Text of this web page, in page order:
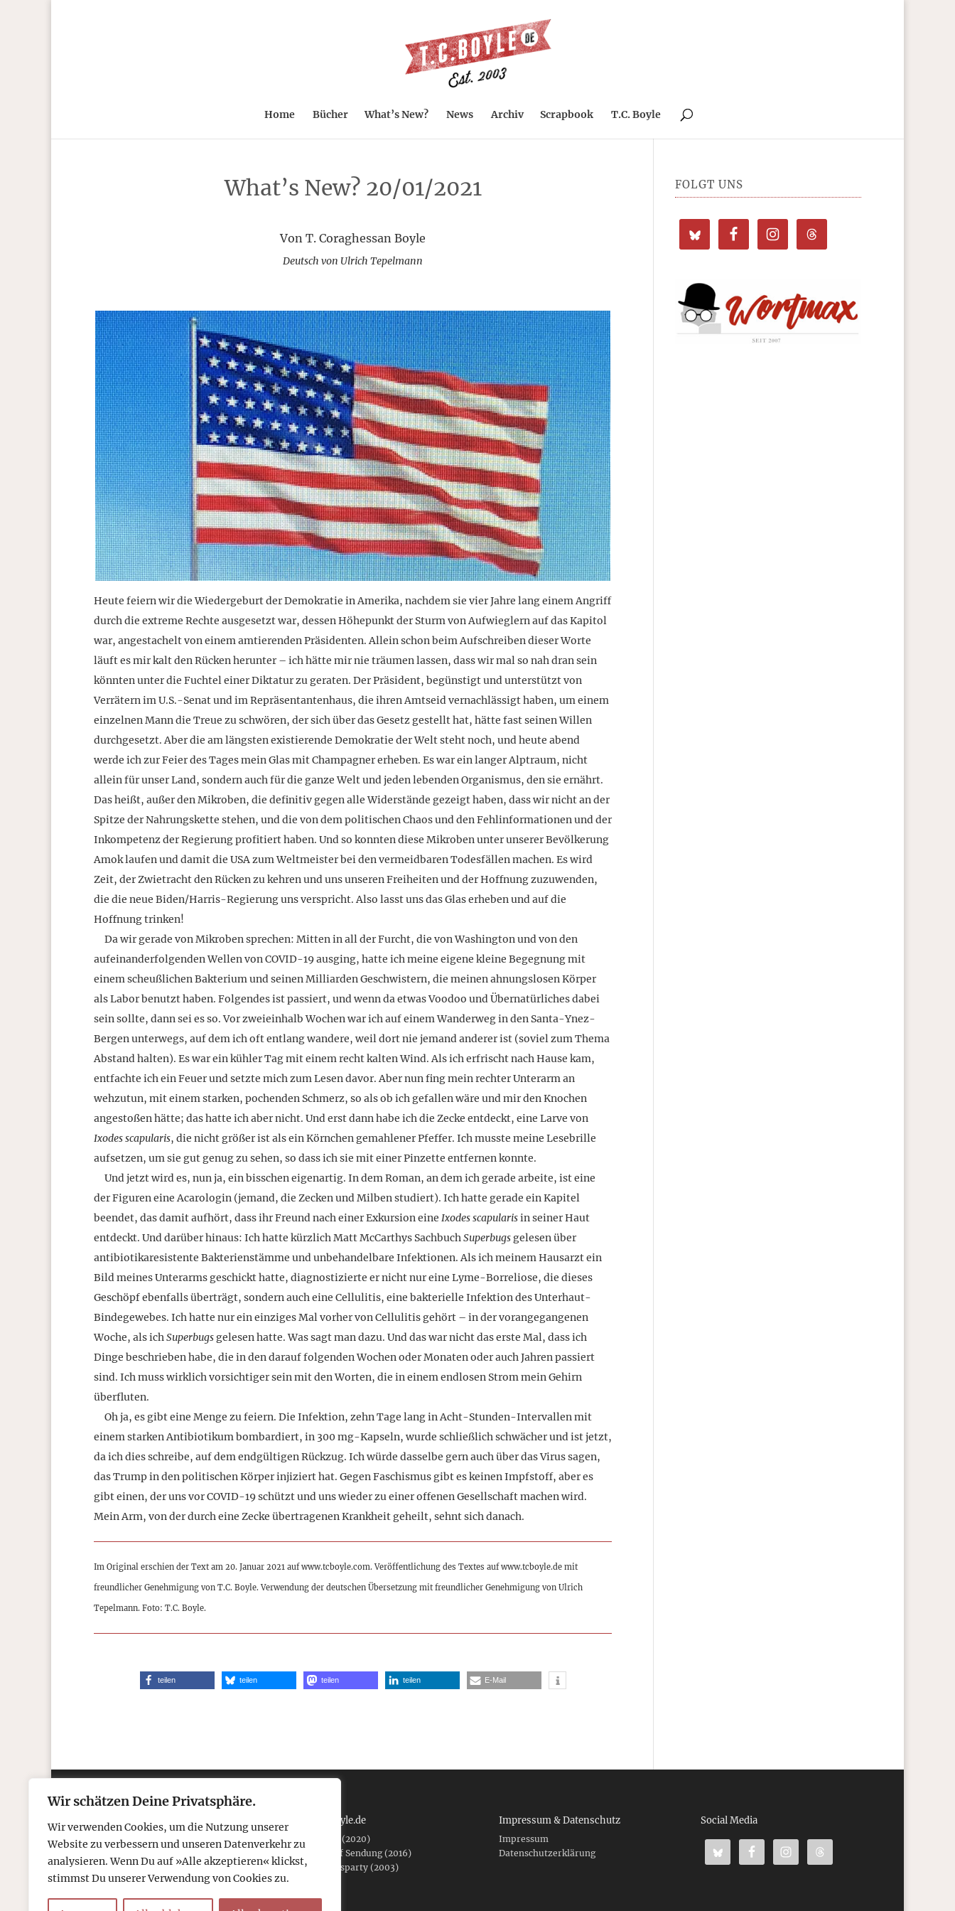
Wir schätzen Deine Privatsphäre.
Wir verwenden Cookies, um die Nutzung unserer
Website zu verbessern und unseren Datenverkehr zu
analysieren. Wenn Du auf »Alle akzeptieren« klickst,
stimmst Du unserer Verwendung von Cookies zu.
Home Bücher What’s New? News Archiv Scrapbook T.C. Boyle
What’s New? 20/01/2021
Von T. Coraghessan Boyle
Deutsch von Ulrich Tepelmann
Heute feiern wir die Wiedergeburt der Demokratie in Amerika, nachdem sie vier Jahre lang einem Angriff
durch die extreme Rechte ausgesetzt war, dessen Höhepunkt der Sturm von Aufwieglern auf das Kapitol
war, angestachelt von einem amtierenden Präsidenten. Allein schon beim Aufschreiben dieser Worte
läuft es mir kalt den Rücken herunter – ich hätte mir nie träumen lassen, dass wir mal so nah dran sein
könnten unter die Fuchtel einer Diktatur zu geraten. Der Präsident, begünstigt und unterstützt von
Verrätern im U.S.-Senat und im Repräsentantenhaus, die ihren Amtseid vernachlässigt haben, um einem
einzelnen Mann die Treue zu schwören, der sich über das Gesetz gestellt hat, hätte fast seinen Willen
durchgesetzt. Aber die am längsten existierende Demokratie der Welt steht noch, und heute abend
werde ich zur Feier des Tages mein Glas mit Champagner erheben. Es war ein langer Alptraum, nicht
allein für unser Land, sondern auch für die ganze Welt und jeden lebenden Organismus, den sie ernährt.
Das heißt, außer den Mikroben, die definitiv gegen alle Widerstände gezeigt haben, dass wir nicht an der
Spitze der Nahrungskette stehen, und die von dem politischen Chaos und den Fehlinformationen und der
Inkompetenz der Regierung profitiert haben. Und so konnten diese Mikroben unter unserer Bevölkerung
Amok laufen und damit die USA zum Weltmeister bei den vermeidbaren Todesfällen machen. Es wird
Zeit, der Zwietracht den Rücken zu kehren und uns unseren Freiheiten und der Hoffnung zuzuwenden,
die die neue Biden/Harris-Regierung uns verspricht. Also lasst uns das Glas erheben und auf die
Hoffnung trinken!
Da wir gerade von Mikroben sprechen: Mitten in all der Furcht, die von Washington und von den
aufeinanderfolgenden Wellen von COVID-19 ausging, hatte ich meine eigene kleine Begegnung mit
einem scheußlichen Bakterium und seinen Milliarden Geschwistern, die meinen ahnungslosen Körper
als Labor benutzt haben. Folgendes ist passiert, und wenn da etwas Voodoo und Übernatürliches dabei
sein sollte, dann sei es so. Vor zweieinhalb Wochen war ich auf einem Wanderweg in den Santa-Ynez-
Bergen unterwegs, auf dem ich oft entlang wandere, weil dort nie jemand anderer ist (soviel zum Thema
Abstand halten). Es war ein kühler Tag mit einem recht kalten Wind. Als ich erfrischt nach Hause kam,
entfachte ich ein Feuer und setzte mich zum Lesen davor. Aber nun fing mein rechter Unterarm an
wehzutun, mit einem starken, pochenden Schmerz, so als ob ich gefallen wäre und mir den Knochen
angestoßen hätte; das hatte ich aber nicht. Und erst dann habe ich die Zecke entdeckt, eine Larve von
Ixodes scapularis, die nicht größer ist als ein Körnchen gemahlener Pfeffer. Ich musste meine Lesebrille
aufsetzen, um sie gut genug zu sehen, so dass ich sie mit einer Pinzette entfernen konnte.
Und jetzt wird es, nun ja, ein bisschen eigenartig. In dem Roman, an dem ich gerade arbeite, ist eine
der Figuren eine Acarologin (jemand, die Zecken und Milben studiert). Ich hatte gerade ein Kapitel
beendet, das damit aufhört, dass ihr Freund nach einer Exkursion eine Ixodes scapularisin seiner Haut
entdeckt. Und darüber hinaus: Ich hatte kürzlich Matt McCarthys SachbuchSuperbugs gelesen über
antibiotikaresistente Bakterienstämme und unbehandelbare Infektionen. Als ich meinem Hausarzt ein
Bild meines Unterarms geschickt hatte, diagnostizierte er nicht nur eine Lyme-Borreliose, die dieses
Geschöpf ebenfalls überträgt, sondern auch eine Cellulitis, eine bakterielle Infektion des Unterhaut-
Bindegewebes. Ich hatte nur ein einziges Mal vorher von Cellulitis gehört – in der vorangegangenen
Woche, als ichSuperbugs gelesen hatte. Was sagt man dazu. Und das war nicht das erste Mal, dass ich
Dinge beschrieben habe, die in den darauf folgenden Wochen oder Monaten oder auch Jahren passiert
sind. Ich muss wirklich vorsichtiger sein mit den Worten, die in einem endlosen Strom mein Gehirn
überfluten.
Oh ja, es gibt eine Menge zu feiern. Die Infektion, zehn Tage lang in Acht-Stunden-Intervallen mit
einem starken Antibiotikum bombardiert, in 300 mg-Kapseln, wurde schließlich schwächer und ist jetzt,
da ich dies schreibe, auf dem endgültigen Rückzug. Ich würde dasselbe gern auch über das Virus sagen,
das Trump in den politischen Körper injiziert hat. Gegen Faschismus gibt es keinen Impfstoff, aber es
gibt einen, der uns vor COVID-19 schützt und uns wieder zu einer offenen Gesellschaft machen wird.
Mein Arm, von der durch eine Zecke übertragenen Krankheit geheilt, sehnt sich danach.
Im Original erschien der Text am 20. Januar 2021 auf www.tcboyle.com. Veröffentlichung des Textes auf www.tcboyle.de mit
freundlicher Genehmigung von T.C. Boyle. Verwendung der deutschen Übersetzung mit freundlicher Genehmigung von Ulrich
Tepelmann. Foto: T.C. Boyle.
teilen teilen teilen teilen E-Mail
FOLGT UNS
Kontakt
Telefon: 05306 912 418
Über tcboyle.de
Refreshed (2020)
Wieder auf Sendung (2016)
Eröffnungsparty (2003)
Impressum & Datenschutz
Impressum
Datenschutzerklärung
Social Media